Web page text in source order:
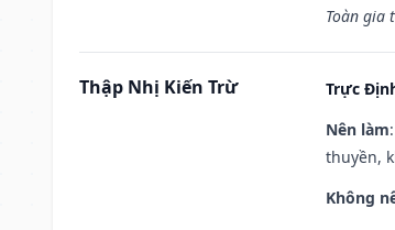
Toàn gia
Thập Nhị Kiến Trừ
Trực
Nên làm
thuyền,
Không